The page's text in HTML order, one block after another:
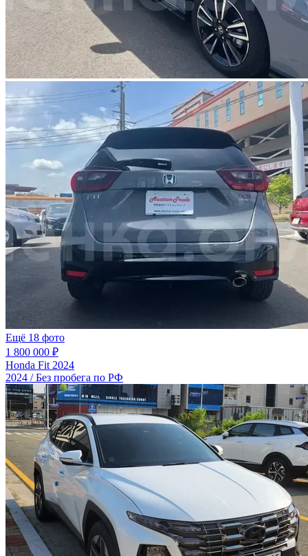
Ещё 18 фото
1 800 000 ₽
Honda Fit 2024
2024 / Без пробега по РФ